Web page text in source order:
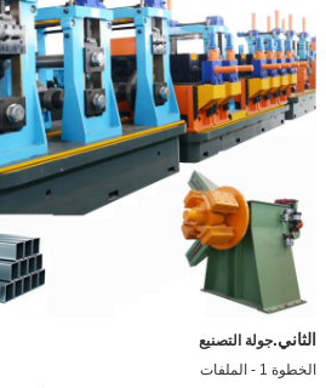
الثاني.جولة التصنيع
الخطوة 1 - الملفات